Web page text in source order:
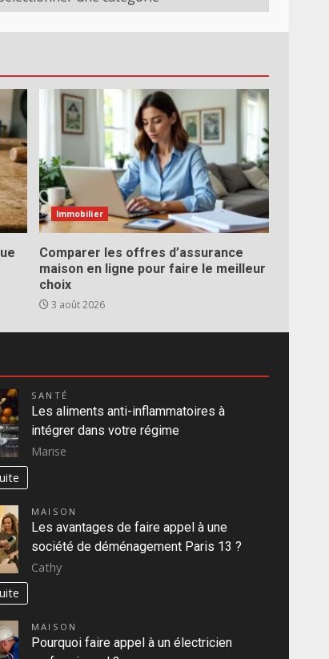
Immobilier
Comparer les offres d’assurance
maison en ligne pour faire le meilleur
choix
3 août 2026
SANTÉ
Les aliments anti-inflammatoires à
intégrer dans votre régime
Marise
MAISON
Les avantages de faire appel à une
société de déménagement Paris 13 ?
Cathy
MAISON
Pourquoi faire appel à un électricien